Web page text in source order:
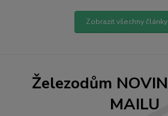
Zobrazit všechny články
Železodům
MAILU